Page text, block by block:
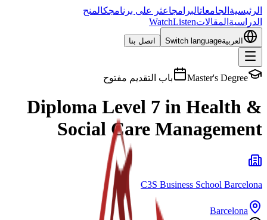
الرئيسية الجامعاتالبرامجاعثر على برنامجكالمنح
الدراسية المقالات WatchListen
العربيةSwitch language اتصل بنا
Master's Degree باب التقديم مفتوح
Diploma Level 7 in Health &
Social Care Management
C3S Business School Barcelona
Barcelona